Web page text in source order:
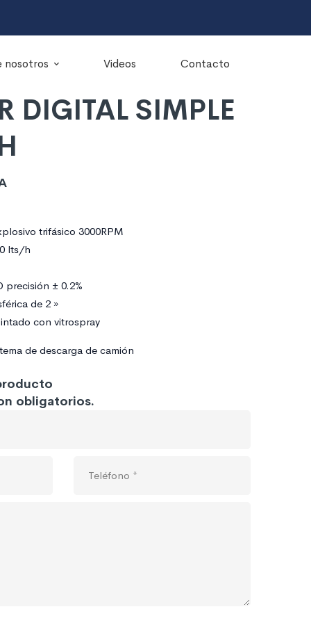
nosotros Videos Contacto
DIGITAL SIMPLE
trifásico 3000RPM
lts/h
precisión ± 0.2%
de 2 »
con vitrospray
de descarga de camión
obligatorios.